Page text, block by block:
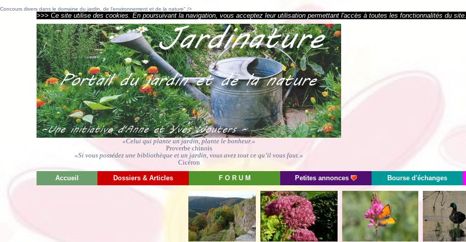
Concours divers dans le domaine du jardin, de l'environnement et de la nature" />
>>> Ce site utilise des cookies. En poursuivant la navigation, vous acceptez leur utilisation permettant l'accès à toutes les fonctionnalités du site.
«Celui qui plante un jardin, plante le bonheur.»
Proverbe chinois
«Si vous possédez une bibliothèque et un jardin, vous avez tout ce qu’il vous faut.»
Cicéron
Accueil Dossiers & Articles F O R U M Petites annonces Bourse d'échanges